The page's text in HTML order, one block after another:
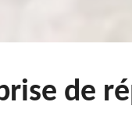
de